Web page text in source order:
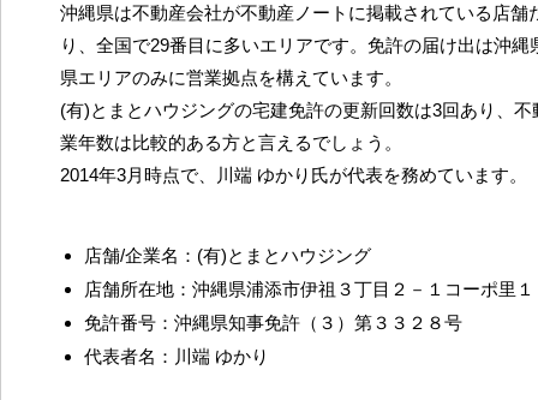
沖縄県は不動産会社が不動産ノートに掲載されている店舗
り、全国で29番目に多いエリアです。免許の届け出は沖縄
県エリアのみに営業拠点を構えています。
(有)とまとハウジングの宅建免許の更新回数は3回あり、
業年数は比較的ある方と言えるでしょう。
2014年3月時点で、川端 ゆかり氏が代表を務めています。
店舗/企業名：(有)とまとハウジング
店舗所在地：沖縄県浦添市伊祖３丁目２－１コーポ里
免許番号：沖縄県知事免許（３）第３３２８号
代表者名：川端 ゆかり